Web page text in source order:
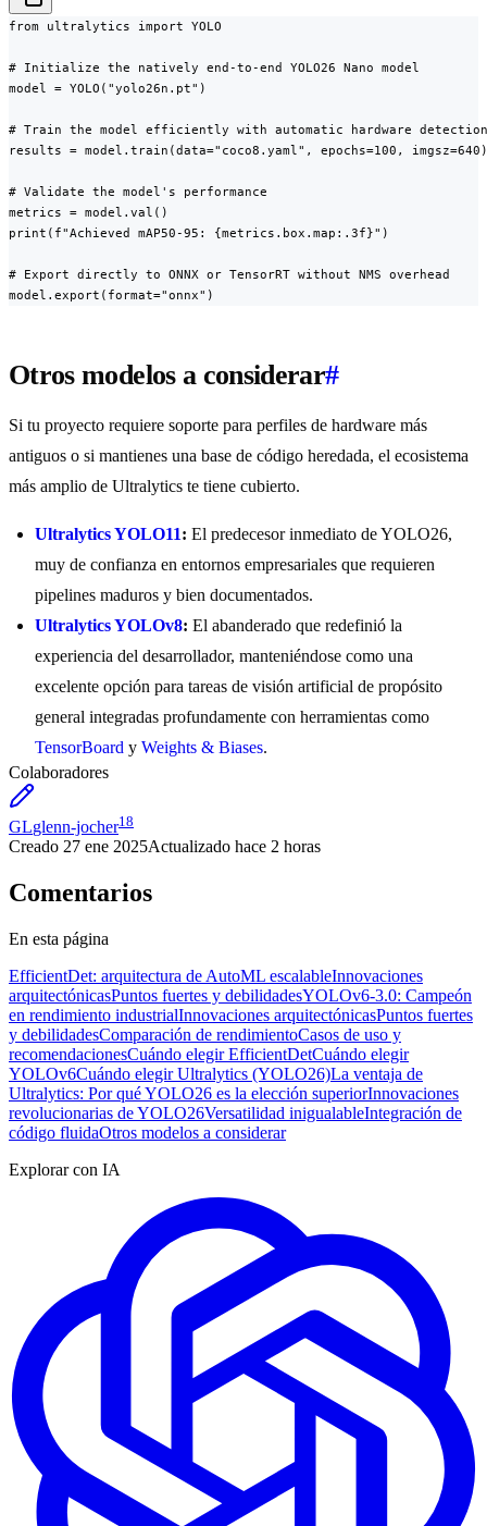
from ultralytics import YOLO
# Initialize the natively end-to-end YOLO26 Nano model
model = YOLO("yolo26n.pt")
# Train the model efficiently with automatic hardware detection
results = model.train(data="coco8.yaml", epochs=100, imgsz=640)
# Validate the model's performance
metrics = model.val()
print(f"Achieved mAP50-95: {metrics.box.map:.3f}")
# Export directly to ONNX or TensorRT without NMS overhead
model.export(format="onnx")
Otros modelos a considerar#
Si tu proyecto requiere soporte para perfiles de hardware más
antiguos o si mantienes una base de código heredada, el ecosistema
más amplio de Ultralytics te tiene cubierto.
Ultralytics YOLO11: El predecesor inmediato de YOLO26,
muy de confianza en entornos empresariales que requieren
pipelines maduros y bien documentados.
Ultralytics YOLOv8: El abanderado que redefinió la
experiencia del desarrollador, manteniéndose como una
excelente opción para tareas de visión artificial de propósito
general integradas profundamente con herramientas como
TensorBoard y Weights & Biases.
Colaboradores
GLglenn-jocher18
Creado 27 ene 2025Actualizado hace 2 horas
Comentarios
En esta página
EfficientDet: arquitectura de AutoML escalableInnovaciones
arquitectónicasPuntos fuertes y debilidadesYOLOv6-3.0: Campeón
en rendimiento industrialInnovaciones arquitectónicasPuntos fuertes
y debilidadesComparación de rendimientoCasos de uso y
recomendacionesCuándo elegir EfficientDetCuándo elegir
YOLOv6Cuándo elegir Ultralytics (YOLO26)La ventaja de
Ultralytics: Por qué YOLO26 es la elección superiorInnovaciones
revolucionarias de YOLO26Versatilidad inigualableIntegración de
código fluidaOtros modelos a considerar
Explorar con IA